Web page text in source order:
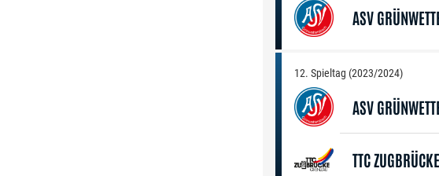
ASV
12. Spieltag (2023/2024)
ASV
TTC